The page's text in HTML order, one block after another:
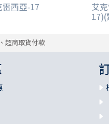
雷西亞-17 艾
17)(
超商取貨付款